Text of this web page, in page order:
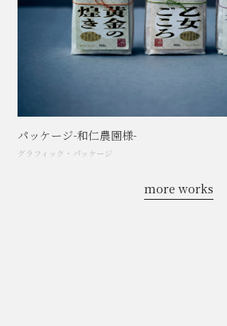
パッケージ-和仁農園様-
グラフィック ・ パッケージ
more works